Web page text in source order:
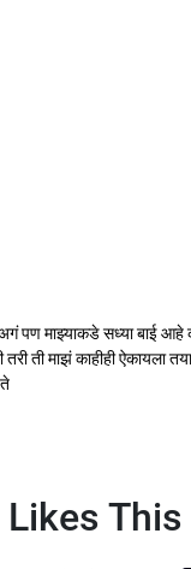
पण माझ्याकडे सध्या बाई
ती माझं काहीही ऐकायला
This